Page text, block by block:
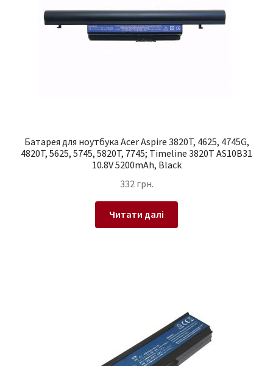
Батарея для ноутбука Acer Aspire 3820T, 4625, 4745G,
4820T, 5625, 5745, 5820T, 7745; Timeline 3820T AS10B31
10.8V 5200mAh, Black
332 грн.
Читати далі